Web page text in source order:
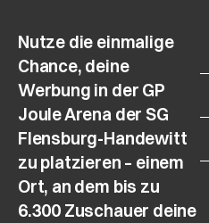
Nutze die einmalige
Chance, deine
Werbung in der GP
Joule Arena der SG
Flensburg-Handewitt
zu platzieren – einem
Ort, an dem bis zu
6.300 Zuschauer deine